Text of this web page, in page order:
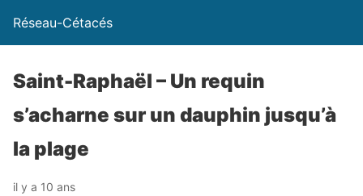
Réseau-Cétacés
Saint-Raphaël – Un requin
s’acharne sur un dauphin jusqu’à
la plage
il y a 10 ans